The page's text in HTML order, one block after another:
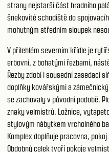
strany nejstarší část hradního
šnekovité schodiště do
mohutným středním sloupek
V přilehlém severním křídle je
erbovní, z bohatými řezbami,
Řezby zdobí i sousední zasedací
doplňky kovářskými a
se zachovaly v původní podobě.
znaky velmistrů. Ložnice,
stylovým nábytkem vrcholného
Komplex doplňuje pracovna,
Obdobný celek tvoří pokoje